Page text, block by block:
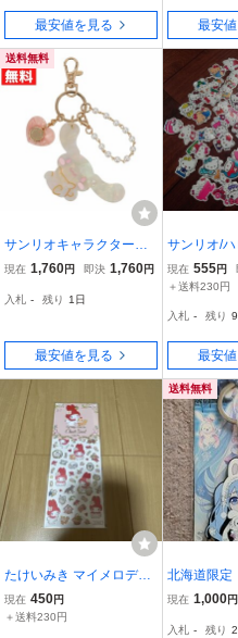
最安値を見る 最安
送料無料
サンリオキャラクターズ
Baby Pinkシリーズ チャ
ン アクセサリー ピンク×
い
現在 1,760円 即決 1,760円
入札 - 残り 1日
最安値を見る
サンリオ/
ール/ステッ
ト/ボム/デ
大量/
現在 555円
＋送料230円
入札 - 残り
最安
たけいみき マイメロディ
サンリオ ふち箔クリアシ
ール シール sanrio ステッ
現在 450円
＋送料230円
送料無料
北海道限
雪ウサギ
用
現在 1,000円
入札 - 残り